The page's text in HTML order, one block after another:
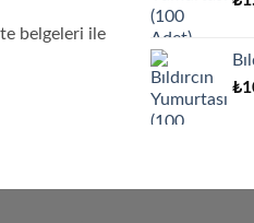
belgeleri ile
₺